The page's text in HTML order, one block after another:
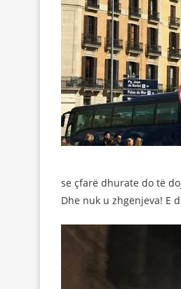
se çfarë dhurate do të
Dhe nuk u zhgënjeva! E